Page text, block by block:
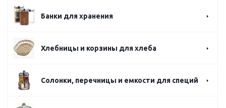
Банки для хранения
Хлебницы и корзины для хлеба
Солонки, перечницы и емкости для специй